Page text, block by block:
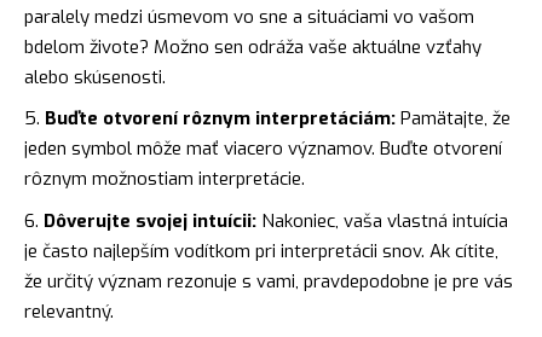
paralely medzi úsmevom vo sne a situáciami vo vašom
bdelom živote? Možno sen odráža vaše aktuálne vzťahy
alebo skúsenosti.
Buďte otvorení rôznym interpretáciám: Pamätajte, že
jeden symbol môže mať viacero významov. Buďte otvorení
rôznym možnostiam interpretácie.
Dôverujte svojej intuícii: Nakoniec, vaša vlastná intuícia
je často najlepším vodítkom pri interpretácii snov. Ak cítite,
že určitý význam rezonuje s vami, pravdepodobne je pre vás
relevantný.